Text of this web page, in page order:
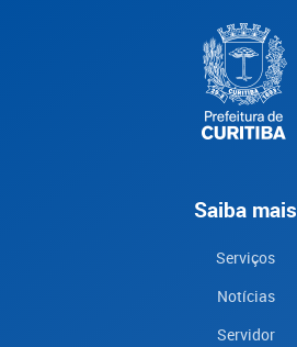
Saiba mais
Serviços
Notícias
Servidor